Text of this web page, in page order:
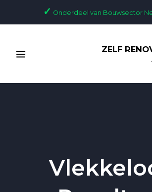
✓ Onderdeel van Bouwsector
MENU
ZELF